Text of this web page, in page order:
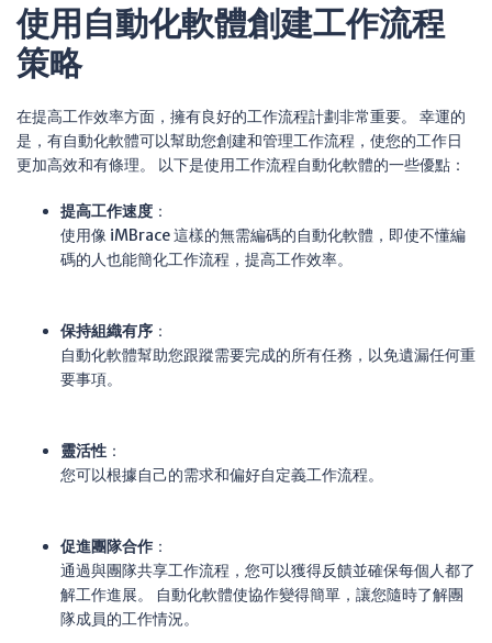
使用自動化軟體創建工作流程
策略
在提高工作效率方面，擁有良好的工作流程計劃非常重要。 幸運的
是，有自動化軟體可以幫助您創建和管理工作流程，使您的工作日
更加高效和有條理。 以下是使用工作流程自動化軟體的一些優點：
提高工作速度 ：
使用像 iMBrace 這樣的無需編碼的自動化軟體，即使不懂編
碼的人也能簡化工作流程，提高工作效率。
保持組織有序 ：
自動化軟體幫助您跟蹤需要完成的所有任務，以免遺漏任何重
要事項。
靈活性 ：
您可以根據自己的需求和偏好自定義工作流程。
促進團隊合作 ：
通過與團隊共享工作流程，您可以獲得反饋並確保每個人都了
解工作進展。 自動化軟體使協作變得簡單，讓您隨時了解團
隊成員的工作情況。